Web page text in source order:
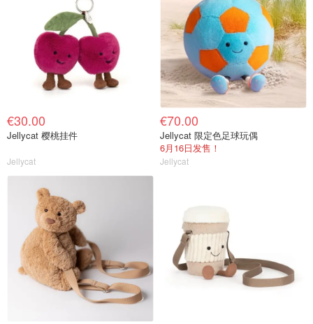
€30.00
Jellycat 樱桃挂件
Jellycat
€70.00
Jellycat 限定色足球玩偶
6月16日发售！
Jellycat